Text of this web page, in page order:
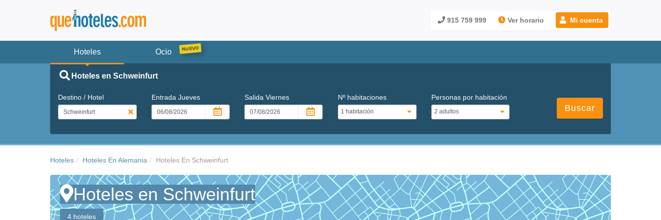
915 759 999 Ver horario Mi cuenta
Hoteles Ocio
Hoteles en Schweinfurt
Destino / Hotel Entrada Jueves SalidaViernes Nº habitaciones Personas por habitación
Buscar
Hoteles Hoteles En Alemania Hoteles En Schweinfurt
Hoteles en Schweinfurt
4 hoteles